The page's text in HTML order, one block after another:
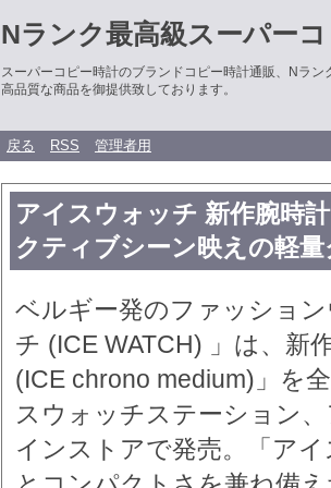
Nランク最高級スーパー
スーパーコピー時計のブランドコピー時計通販、Nラ
高品質な商品を御提供致しております。
戻る RSS 管理者用
アイスウォッチ 新作腕時
クティブシーン映えの軽
ベルギー発のファッショ
チ (ICE WATCH) 」は、新
(ICE chrono medium)」を
スウォッチステーション
インストアで発売。「ア